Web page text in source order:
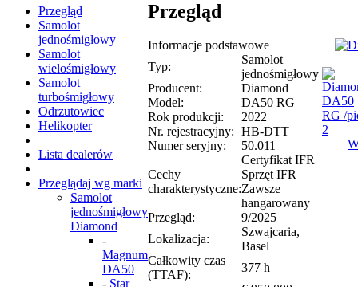
Przegląd
Samolot
jednośmigłowy
Samolot
wielośmigłowy
Samolot
turbośmigłowy
Odrzutowiec
Helikopter
Lista dealerów
Przeglądaj wg marki
Samolot
jednośmigłowy
Diamond
-
Magnum
DA50
- Star
Przegląd
Informacje podstawowe
Typ:
Samolot
jednośmigłowy
Producent:
Diamond
Model:
DA50 RG
Rok produkcji:
2022
Nr. rejestracyjny: HB-DTT
Numer seryjny:
50.011
Cechy
charakterystyczne:
Certyfikat IFR
Sprzęt IFR
Zawsze
hangarowany
Przegląd:
9/2025
Lokalizacja:
Szwajcaria,
Basel
Całkowity czas
(TTAF):
377 h